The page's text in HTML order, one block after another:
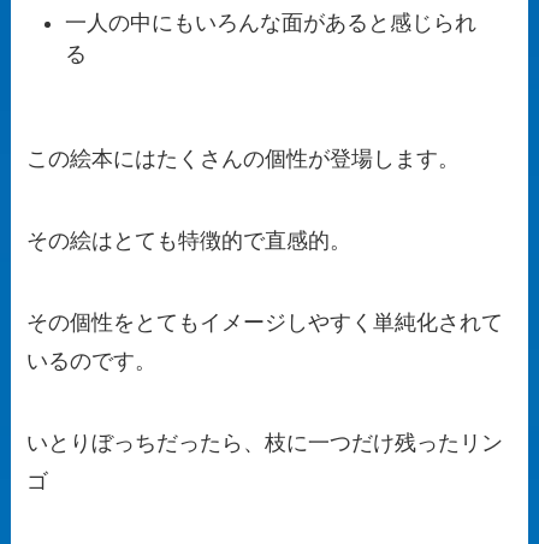
一人の中にもいろんな面があると感じられ
る
この絵本にはたくさんの個性が登場します。
その絵はとても特徴的で直感的。
その個性をとてもイメージしやすく単純化されて
いるのです。
いとりぼっちだったら、枝に一つだけ残ったリン
ゴ